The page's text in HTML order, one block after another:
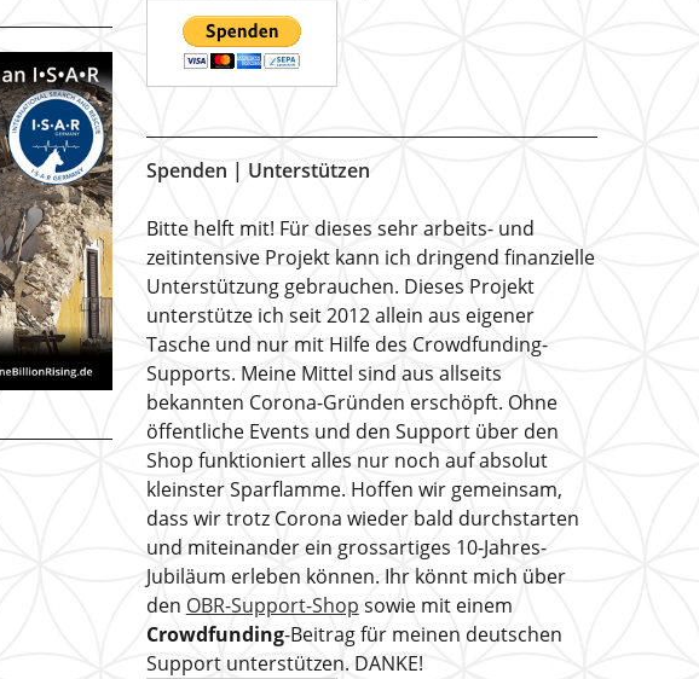
Spenden | Unterstützen
Bitte helft mit! Für dieses sehr arbeits- und
zeitintensive Projekt kann ich dringend finanzielle
Unterstützung gebrauchen. Dieses Projekt
unterstütze ich seit 2012 allein aus eigener
Tasche und nur mit Hilfe des Crowdfunding-
Supports. Meine Mittel sind aus allseits
bekannten Corona-Gründen erschöpft. Ohne
öffentliche Events und den Support über den
Shop funktioniert alles nur noch auf absolut
kleinster Sparflamme. Hoffen wir gemeinsam,
dass wir trotz Corona wieder bald durchstarten
und miteinander ein grossartiges 10-Jahres-
Jubiläum erleben können. Ihr könnt mich über
den OBR-Support-Shop sowie mit einem
Crowdfunding-Beitrag für meinen deutschen
Support unterstützen. DANKE!